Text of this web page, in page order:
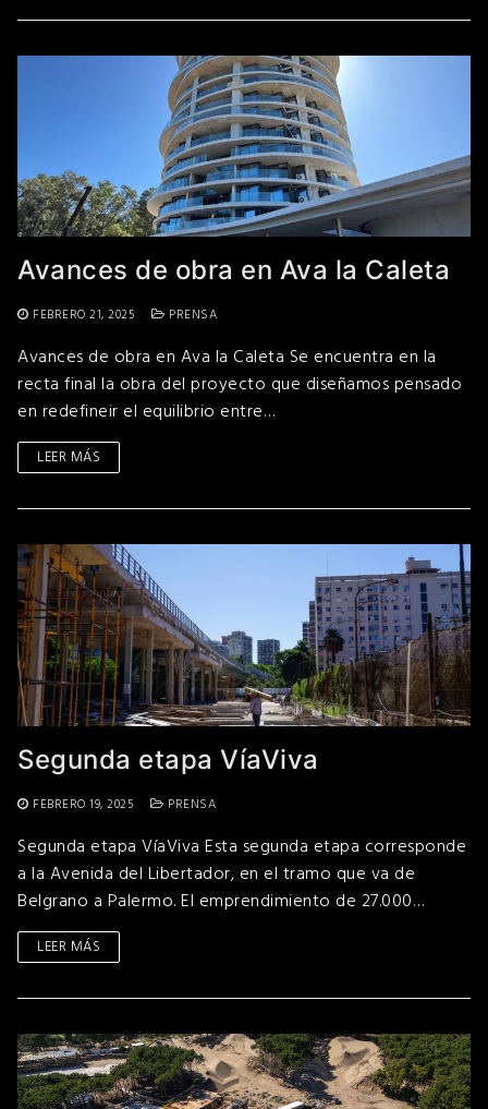
Avances de obra en Ava la Caleta
FEBRERO 21, 2025 PRENSA
Avances de obra en Ava la Caleta Se encuentra en la
recta final la obra del proyecto que diseñamos pensado
en redefineir el equilibrio entre…
LEER MÁS
Segunda etapa VíaViva
FEBRERO 19, 2025 PRENSA
Segunda etapa VíaViva Esta segunda etapa corresponde
a la Avenida del Libertador, en el tramo que va de
Belgrano a Palermo. El emprendimiento de 27.000…
LEER MÁS